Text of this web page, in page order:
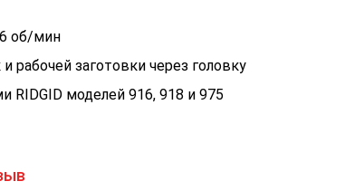
об/мин
рабочей заготовки через головку
RIDGID моделей 916, 918 и 975